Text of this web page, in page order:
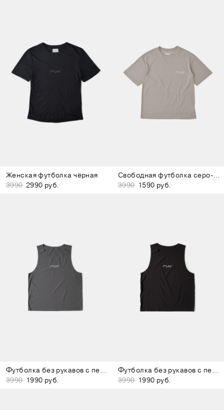
Женская футболка чёрная
3990 2990 руб.
Свободная футболка серо-зелёная
3990 1590 руб.
Футболка без рукавов с перфорацией тёмно-серая
3990 1990 руб.
Футболка без рукавов с перфорацией чёрная
3990 1990 руб.